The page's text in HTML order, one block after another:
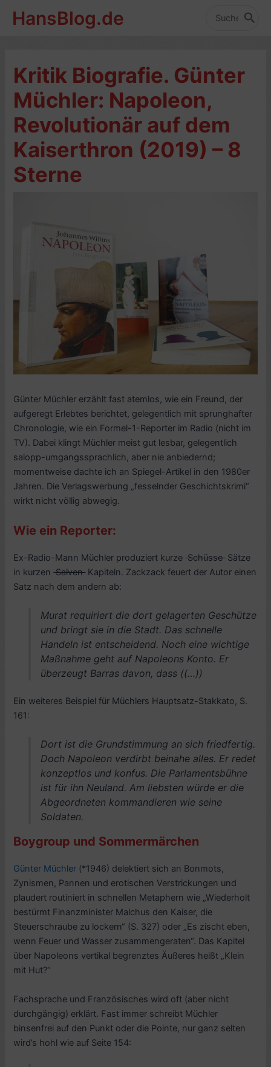
InhaltHansBlog.de
Search
Kritik Biografie. Günter
Müchler: Napoleon,
Revolutionär auf dem
Kaiserthron (2019) – 8
Sterne
Günter Müchler erzählt fast atemlos, wie ein Freund, der
aufgeregt Erlebtes berichtet, gelegentlich mit sprunghafter
Chronologie, wie ein Formel-1-Reporter im Radio (nicht im
TV). Dabei klingt Müchler meist gut lesbar, gelegentlich
salopp-umgangssprachlich, aber nie anbiedernd;
momentweise dachte ich an Spiegel-Artikel in den 1980er
Jahren. Die Verlagswerbung „fesselnder Geschichtskrimi“
wirkt nicht völlig abwegig.
Wie ein Reporter:
Ex-Radio-Mann Müchler produziert kurzeSchüsseSätze
in kurzenSalvenKapiteln. Zackzack feuert der Autor einen
Satz nach dem andern ab:
Murat requiriert die dort gelagerten Geschütze
und bringt sie in die Stadt. Das schnelle
Handeln ist entscheidend. Noch eine wichtige
Maßnahme geht auf Napoleons Konto. Er
überzeugt Barras davon, dass ((…))
Ein weiteres Beispiel für Müchlers Hauptsatz-Stakkato, S.
161:
Dort ist die Grundstimmung an sich friedfertig.
Doch Napoleon verdirbt beinahe alles. Er redet
konzeptlos und konfus. Die Parlamentsbühne
ist für ihn Neuland. Am liebsten würde er die
Abgeordneten kommandieren wie seine
Soldaten.
Boygroup und Sommermärchen
Günter Müchler (*1946) delektiert sich an Bonmots,
Zynismen, Pannen und erotischen Verstrickungen und
plaudert routiniert in schnellen Metaphern wie „Wiederholt
bestürmt Finanzminister Malchus den Kaiser, die
Steuerschraube zu lockern“ (S. 327) oder „Es zischt eben,
wenn Feuer und Wasser zusammengeraten“. Das Kapitel
über Napoleons vertikal begrenztes Äußeres heißt „Klein
mit Hut?“
Fachsprache und Französisches wird oft (aber nicht
durchgängig) erklärt. Fast immer schreibt Müchler
binsenfrei auf den Punkt oder die Pointe, nur ganz selten
wird’s hohl wie auf Seite 154: